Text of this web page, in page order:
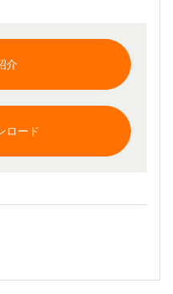
介
ロード